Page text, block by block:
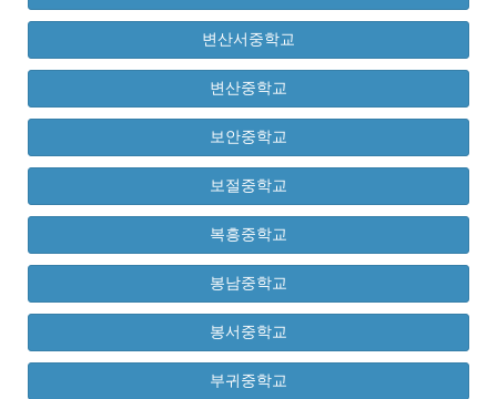
변산서중학교
변산중학교
보안중학교
보절중학교
복흥중학교
봉남중학교
봉서중학교
부귀중학교